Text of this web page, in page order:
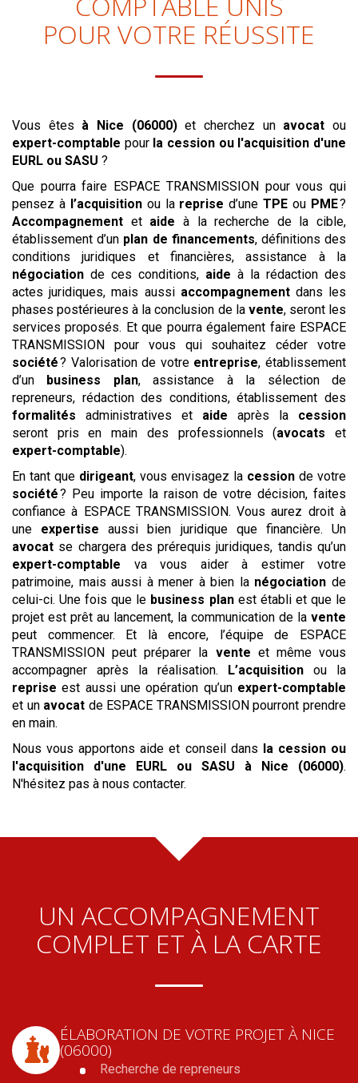
POUR VOTRE RÉUSSITE
Vous êtes à Nice (06000) et cherchez un avocatou
expert-comptable pour la cession ou l'acquisition d'une
EURL ou SASU ?
Que pourra faire ESPACE TRANSMISSION pour vous qui
pensez à l’acquisitionou la reprise d’uneTPE ou PME?
Accompagnement et aide à la recherche de la cible,
établissement d’un plan de financements, définitions des
conditions juridiques et financières, assistance à la
négociation de ces conditions, aide à la rédaction des
actes juridiques, mais aussi accompagnementdans les
phases postérieures à la conclusion de la vente, seront les
services proposés. Et que pourra également faire ESPACE
TRANSMISSION pour vous qui souhaitez céder votre
société? Valorisation de votre entreprise, établissement
d’un business plan, assistance à la sélection de
repreneurs, rédaction des conditions, établissement des
formalités administratives et aide après la cession
seront pris en main des professionnels (avocats et
expert-comptable).
En tant que dirigeant, vous envisagez la cession de votre
société? Peu importe la raison de votre décision, faites
confiance à ESPACE TRANSMISSION. Vous aurez droit à
une expertise aussi bien juridique que financière. Un
avocat se chargera des prérequis juridiques, tandis qu’un
expert-comptable va vous aider à estimer votre
patrimoine, mais aussi à mener à bien la négociation de
celui-ci. Une fois que le business planest établi et que le
projet est prêt au lancement, la communication de la vente
peut commencer. Et là encore, l’équipe de ESPACE
TRANSMISSION peut préparer la vente et même vous
accompagner après la réalisation. L’acquisition ou la
reprise est aussi une opération qu’un expert-comptable
et un avocat de ESPACE TRANSMISSION pourront prendre
en main.
Nous vous apportons aide et conseil dans la cession ou
l'acquisition
d'une EURL ou SASU à Nice (06000).
N'hésitez pas à nous contacter.
UN ACCOMPAGNEMENT
COMPLET ET À LA CARTE
ÉLABORATION DE VOTRE PROJETÀ NICE
(06000)
Recherche de repreneurs